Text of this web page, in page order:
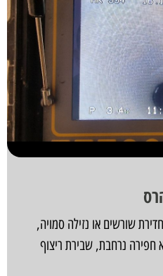
שורשים או נזילה סמויה,
חפירה נרחבת, שבירת ריצוף